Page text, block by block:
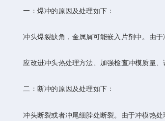
一：爆冲的原因及处理如下：
冲头爆裂缺角，金属屑可能嵌入片剂中。由于
应改进冲头热处理方法、加强检查冲模质量、
二：断冲的原因及处理如下：
冲头断裂或者冲尾细脖处断裂。由于冲模热处